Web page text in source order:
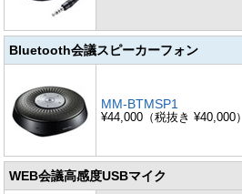
Bluetooth会議スピーカーフォン
MM-BTMSP1
¥44,000（税抜き ¥40,000）
WEB会議高感度USBマイク